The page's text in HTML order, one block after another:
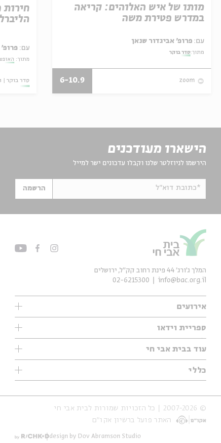
מותו של איש האלוהים: קריאה
במדרש פטירת משה
עם:
מתוך:סדר בוקר
zoom
6-10.9
עם: פרופ'
מתוך:
סדר בוקר
הישארו מעודכנים
הירשמו לניוזלטר שלנו וקבלו עדכונים ישר למייל
*כתובת דוא"ל הרשמה
אירועים
עיון
אנגלית
נוער
סדרות
אירועי עבר
אירועים בירושלים
ספריית וידאו
ילדים
מוזיקה
עיון
מיוחדים
עוד בבית אבי חי
תערוכות
מיוחדים
כללי
אודות
הצהרת נגישות
תנאי שימוש והצהרת פרטיות
המלך ג'ורג' 44 פינת רחוב קק״ל, ירושלים
info@bac.org.il
02-6215300
© 2007-2026 | כל הזכויות שמורות לבית אבי חי
האתר פועל ברשיון אקו״ם
design by Dov Abramson Studio